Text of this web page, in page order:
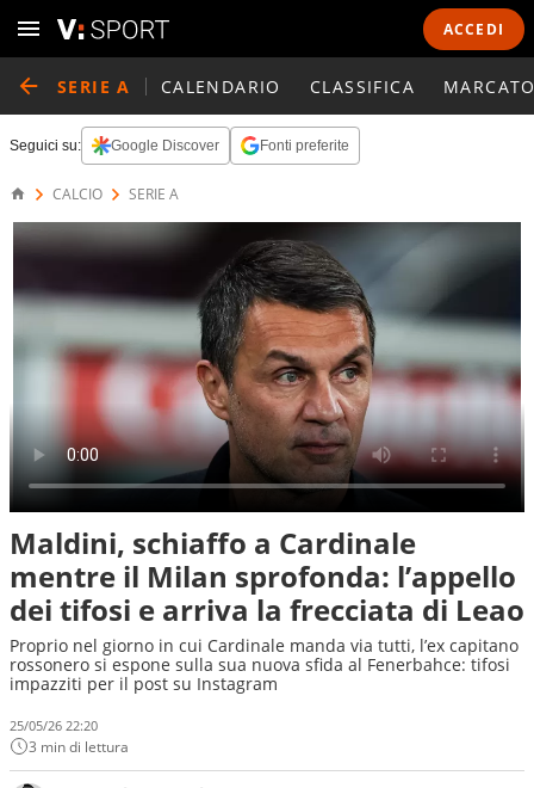
ACCEDI
SERIE A CALENDARIO CLASSIFICA
Seguici su: Google Discover Fonti preferite
CALCIO SERIE A
Maldini, schiaffo a Cardinale
mentre il Milan sprofonda: l’appello
dei tifosi e arriva la frecciata di Leao
Proprio nel giorno in cui Cardinale manda via tutti, l’ex capitano
rossonero si espone sulla sua nuova sfida al Fenerbahce: tifosi
impazziti per il post su Instagram
25/05/26 22:20
3 min di lettura